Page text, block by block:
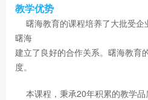
教学优势
曙海教育的课程培养了大批受企
曙海
建立了良好的合作关系。曙海教育
度。
本课程，秉承20年积累的教学品